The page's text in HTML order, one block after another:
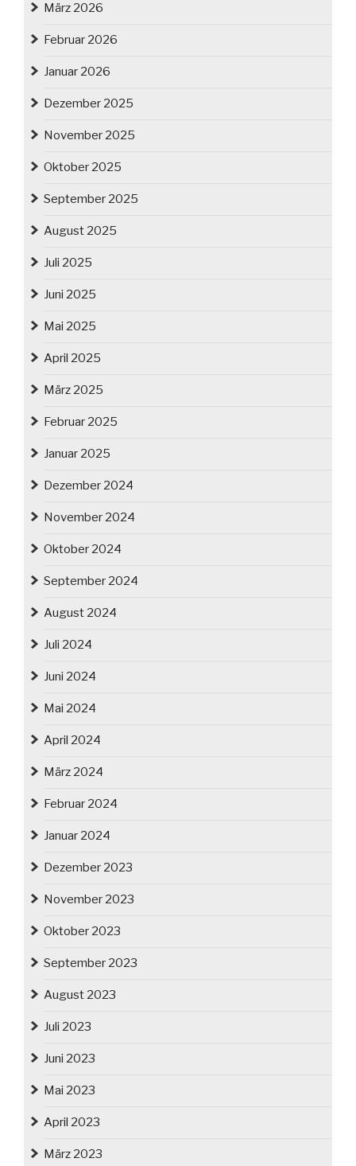
März 2026
Februar 2026
Januar 2026
Dezember 2025
November 2025
Oktober 2025
September 2025
August 2025
Juli 2025
Juni 2025
Mai 2025
April 2025
März 2025
Februar 2025
Januar 2025
Dezember 2024
November 2024
Oktober 2024
September 2024
August 2024
Juli 2024
Juni 2024
Mai 2024
April 2024
März 2024
Februar 2024
Januar 2024
Dezember 2023
November 2023
Oktober 2023
September 2023
August 2023
Juli 2023
Juni 2023
Mai 2023
April 2023
März 2023